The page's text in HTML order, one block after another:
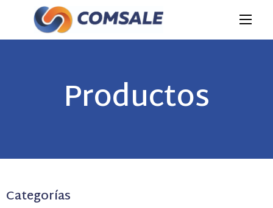
Productos
Categorías